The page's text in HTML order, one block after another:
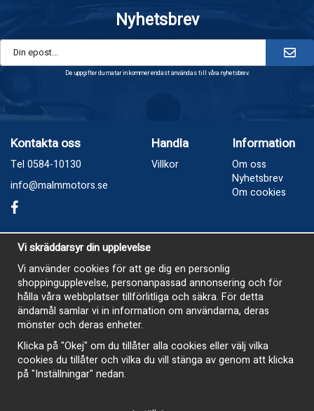
Nyhetsbrev
De uppgifter du matar in kommer endast användas till våra nyhetsbrev.
Kontakta oss
Tel 0584-10130
info@malmmotors.se
Handla
Villkor
Information
Om oss
Nyhetsbrev
Om cookies
Besök oss
Industrivägen 8, Laxå
Öppetider
Måndag - Tisdag 13-17
Onsdag Stängt
Torsdag 13-17
Fredag 13-16
Vi skräddarsyr din upplevelse
Vi använder cookies för att ge dig en personlig
shoppingupplevelse, personanpassad annonsering och för
hålla våra webbplatser tillförlitliga och säkra. För detta
ändamål samlar vi in information om användarna, deras
mönster och deras enheter.
Klicka på "Okej" om du tillåter alla cookies eller välj vilka
cookies du tillåter och vilka du vill stänga av genom att klicka
på "Inställningar" nedan.